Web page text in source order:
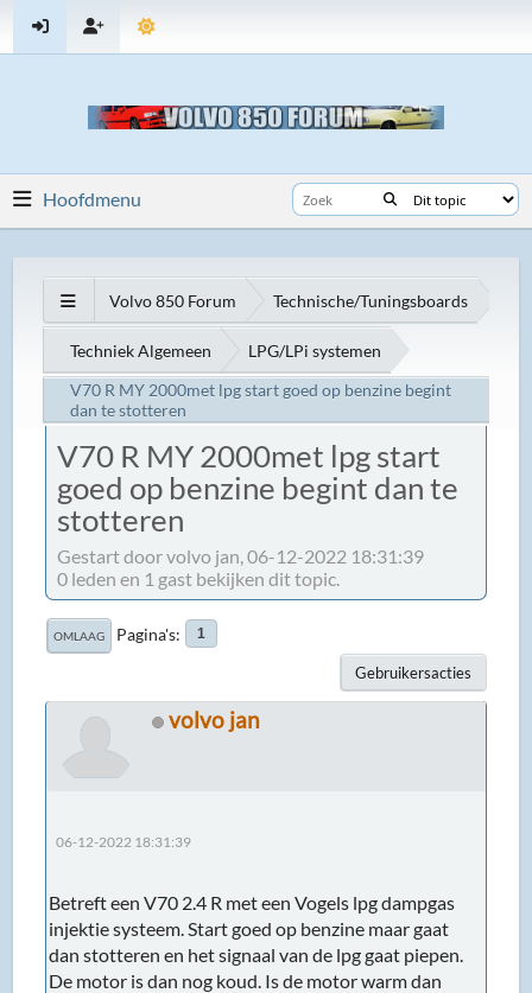
Hoofdmenu
Volvo 850 Forum Technische/Tuningsboards
Techniek Algemeen
LPG/LPi systemen
V70 R MY 2000met lpg start goed op benzine begint
dan te stotteren
V70 R MY 2000met lpg start
goed op benzine begint dan te
stotteren
Gestart door volvo jan, 06-12-2022 18:31:39
0 leden en 1 gast bekijken dit topic.
OMLAAG Pagina's 1
Gebruikersacties
volvo jan
06-12-2022 18:31:39
Betreft een V70 2.4 R met een Vogels lpg dampgas
injektie systeem. Start goed op benzine maar gaat
dan stotteren en het signaal van de lpg gaat piepen.
De motor is dan nog koud. Is de motor warm dan